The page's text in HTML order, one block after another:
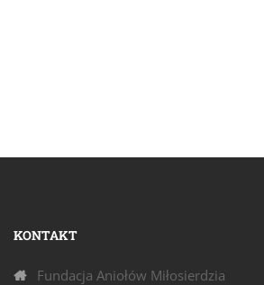
KONTAKT
Fundacja Aniołów Miłosierdzia